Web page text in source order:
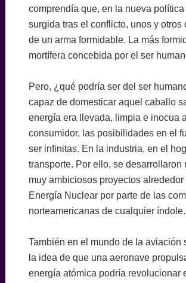
comprendía que, en la nueva
surgida tras el conflicto, unos y otros
de un arma formidable. La más
mortífera concebida por el ser
Pero, ¿qué podría ser del ser
capaz de domesticar aquel caballo
energía era llevada, limpia e inocua al
consumidor, las posibilidades en el
ser infinitas. En la industria, en el
transporte. Por ello, se desarrollaron
muy ambiciosos proyectos alrededor
Energía Nuclear por parte de las
norteamericanas de cualquier índole.
También en el mundo de la aviación
la idea de que una aeronave
energía atómica podría revolucionar